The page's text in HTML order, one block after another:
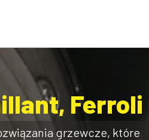
Ferroli
grzewcze, które